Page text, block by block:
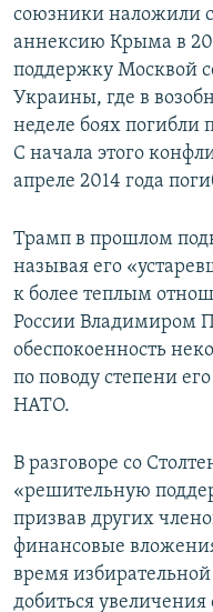
союзники наложили
аннексию Крыма в
поддержку Москвой
Украины, где в
неделе боях погибли
С начала этого
апреле 2014 года
Трамп в прошлом
называя его
к более теплым
России Владимиром
обеспокоенность
по поводу степени
НАТО.
В разговоре со
«решительную
призвав других
финансовые
время
добиться